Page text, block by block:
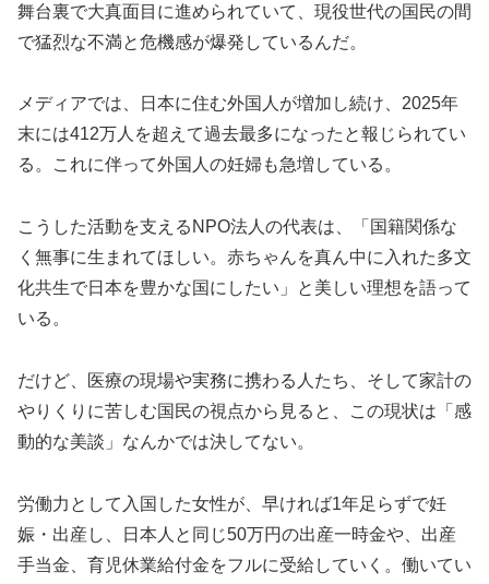
舞台裏で大真面目に進められていて、現役世代の国民の間
で猛烈な不満と危機感が爆発しているんだ。
メディアでは、日本に住む外国人が増加し続け、2025年
末には412万人を超えて過去最多になったと報じられてい
る。これに伴って外国人の妊婦も急増している。
こうした活動を支えるNPO法人の代表は、「国籍関係な
く無事に生まれてほしい。赤ちゃんを真ん中に入れた多文
化共生で日本を豊かな国にしたい」と美しい理想を語って
いる。
だけど、医療の現場や実務に携わる人たち、そして家計の
やりくりに苦しむ国民の視点から見ると、この現状は「感
動的な美談」なんかでは決してない。
労働力として入国した女性が、早ければ1年足らずで妊
娠・出産し、日本人と同じ50万円の出産一時金や、出産
手当金、育児休業給付金をフルに受給していく。働いてい